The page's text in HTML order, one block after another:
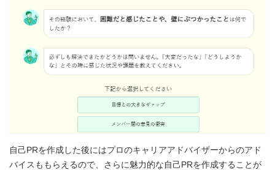
自己PRを作成した後にはプロのキャリアアドバイザーからのアド
バイスももらえるので、さらに魅力的な自己PRを作成することが